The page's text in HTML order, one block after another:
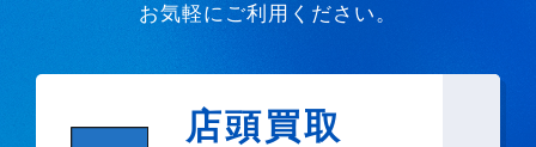
お気軽にご利用ください。
店頭買取